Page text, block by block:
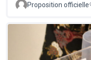
Proposition officielle